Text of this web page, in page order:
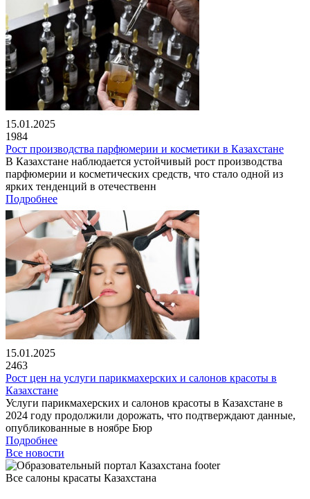
15.01.2025
1984
Рост производства парфюмерии и косметики в Казахстане
В Казахстане наблюдается устойчивый рост производства
парфюмерии и косметических средств, что стало одной из
ярких тенденций в отечественн
Подробнее
15.01.2025
2463
Рост цен на услуги парикмахерских и салонов красоты в
Казахстане
Услуги парикмахерских и салонов красоты в Казахстане в
2024 году продолжили дорожать, что подтверждают данные,
опубликованные в ноябре Бюр
Подробнее
Все новости
Все салоны красаты Казахстана